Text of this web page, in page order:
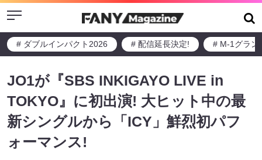
Menu
# ダブルインパクト2026 # 配信延長決定! # M-1グラン
JO1が『SBS INKIGAYO LIVE in
TOKYO』に初出演! 大ヒット中の最
新シングルから「ICY」鮮烈初パフ
ォーマンス!